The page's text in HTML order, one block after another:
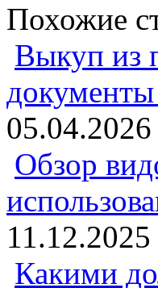
Похожие
Выкуп из
05.04.2026
Обзор
11.12.2025
Какими